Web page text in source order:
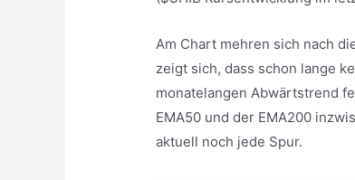
Am Chart mehren sich nach
zeigt sich, dass schon lange
monatelangen Abwärtstrend
EMA50 und der EMA200
aktuell noch jede Spur.